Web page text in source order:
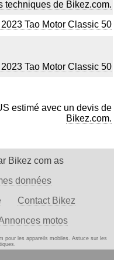
techniques de Bikez.com.
Tao Motor Classic 50
Tao Motor Classic 50
estimé avec un devis de
Bikez.com.
Bikez com as
données
Contact Bikez
motos
pour les appareils mobiles. Astuce sur les